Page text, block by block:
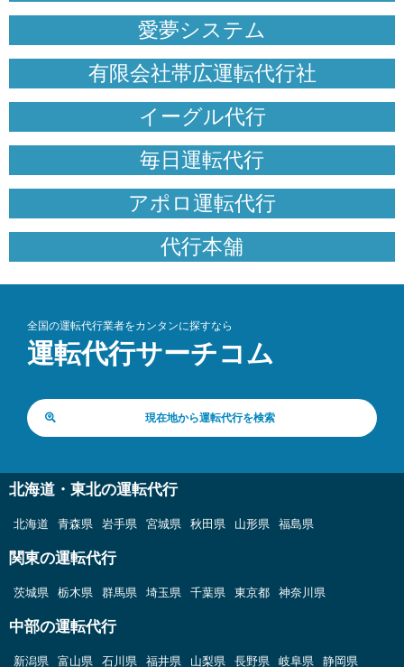
愛夢システム
有限会社帯広運転代行社
イーグル代行
毎日運転代行
アポロ運転代行
代行本舗
全国の運転代行業者をカンタンに探すなら
運転代行サーチコム
現在地から運転代行を検索
北海道・東北の運転代行
北海道 青森県 岩手県 宮城県 秋田県 山形県 福島県
関東の運転代行
茨城県 栃木県 群馬県 埼玉県 千葉県 東京都 神奈川県
中部の運転代行
新潟県 富山県 石川県 福井県 山梨県 長野県 岐阜県 静岡県